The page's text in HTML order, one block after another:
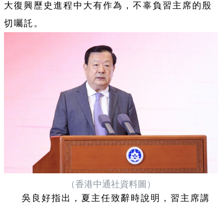
大復興歷史進程中大有作為，不辜負習主席的殷
切囑託。
（香港中通社資料圖）
吳良好指出，夏主任致辭時說明，習主席講